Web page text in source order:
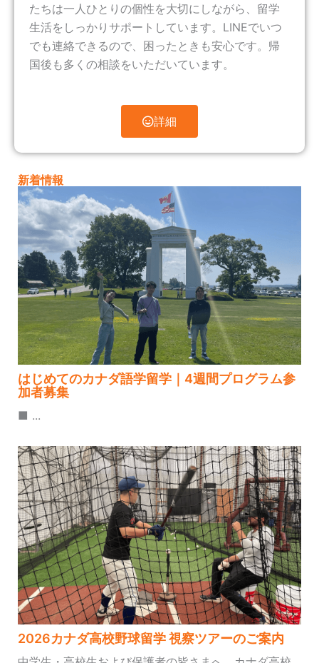
たちは一人ひとりの個性を大切にしながら、留学
生活をしっかりサポートしています。LINEでいつ
でも連絡できるので、困ったときも安心です。帰
国後も多くの相談をいただいています。
詳細
新着情報
はじめてのカナダ語学留学｜4週間プログラム参
加者募集
■ ...
2026カナダ高校野球留学 視察ツアーのご案内